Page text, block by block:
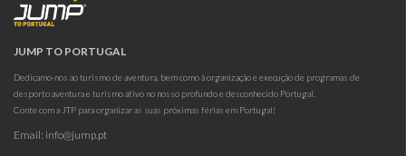
JUMP TO PORTUGAL
Dedicamo-nos ao turismo de aventura, bem como à organização e execução de programas de
desporto aventura e turismo ativo no nosso profundo e desconhecido Portugal.
Conte com a JTP para organizar as suas próximas férias em Portugal!
Email: info@jump.pt